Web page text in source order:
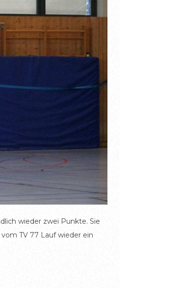
wieder zwei Punkte. Sie
TV 77 Lauf wieder ein